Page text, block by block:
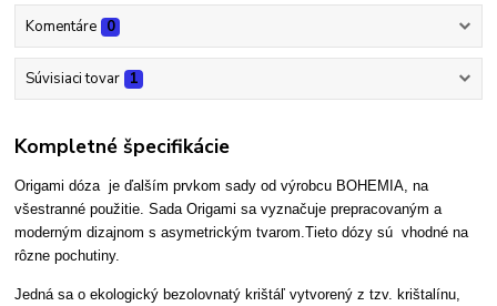
Komentáre 0
Súvisiaci tovar 1
Kompletné špecifikácie
Origami dóza je ďalším prvkom sady od výrobcu BOHEMIA, na
všestranné použitie. Sada Origami sa vyznačuje prepracovaným a
moderným dizajnom s asymetrickým tvarom.Tieto dózy sú vhodné na
rôzne pochutiny.
Jedná sa o ekologický bezolovnatý krištáľ vytvorený z tzv. krištalínu,